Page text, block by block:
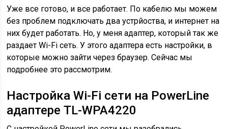
Уже все готово, и все работает. По кабелю мы можем
без проблем подключать два устрйоства, и интернет на
них будет работать. Но, у меня адаптер, который так же
раздает Wi-Fi сеть. У этого адаптера есть настройки, в
которые можно зайти через браузер. Сейчас мы
подробнее это рассмотрим.
Настройка Wi-Fi сети на PowerLine
адаптере TL-WPA4220